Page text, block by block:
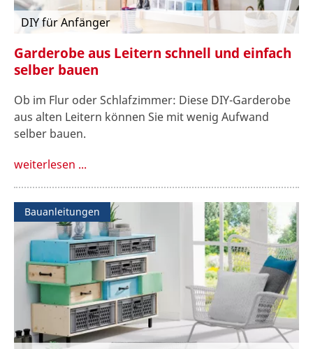
DIY für Anfänger
Garderobe aus Leitern schnell und einfach
selber bauen
Ob im Flur oder Schlafzimmer: Diese DIY-Garderobe
aus alten Leitern können Sie mit wenig Aufwand
selber bauen.
weiterlesen ...
Bauanleitungen